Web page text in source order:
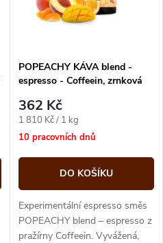
POPEACHY KÁVA blend -
espresso - Coffeein, zrnková
362 Kč
Měrná
cena:
1 810 Kč / 1 kg
10 pracovních dnů
DO KOŠÍKU
Experimentální espresso směs
POPEACHY blend – espresso z
pražírny Coffeein. Vyvážená,